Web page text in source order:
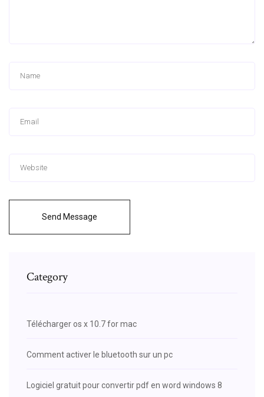
Send Message
Category
Télécharger os x 10.7 for mac
Comment activer le bluetooth sur un pc
Logiciel gratuit pour convertir pdf en word windows 8